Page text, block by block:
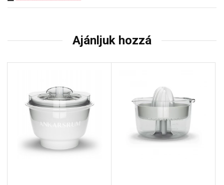
Ajánljuk hozzá